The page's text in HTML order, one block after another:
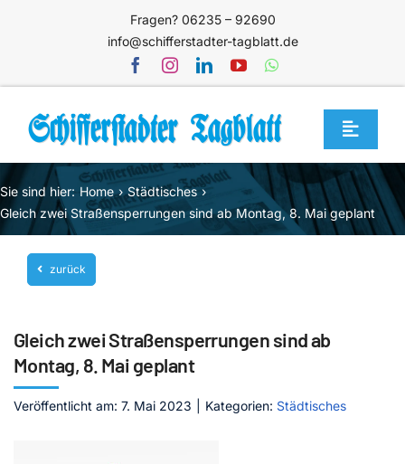
Fragen? 06235 – 92690
info@schifferstadter-tagblatt.de
Toggle
Home
Themen
Blog
Unternehmen
Mediathek
Jetzt abonnieren
Sie sind hier: Home
Städtisches
Gleich zwei Straßensperrungen sind ab Montag, 8. Mai geplant
zurück
Gleich zwei Straßensperrungen sind ab
Montag, 8. Mai geplant
Veröffentlicht am: 7. Mai 2023 Kategorien: Städtisches